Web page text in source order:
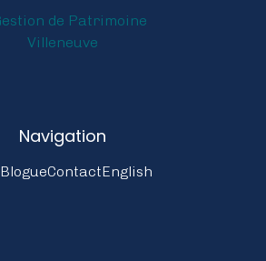
Navigation
BlogueContactEnglish